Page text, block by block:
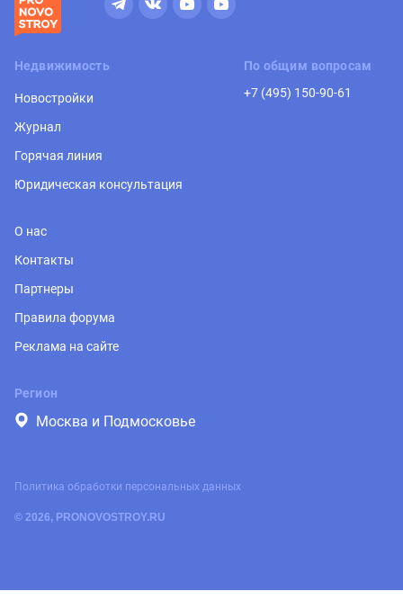
Недвижимость
Новостройки
Журнал
Горячая линия
Юридическая консультация
По общим вопросам
+7 (495) 150-90-61
О нас
Контакты
Партнеры
Правила форума
Реклама на сайте
Регион
Москва и Подмосковье
© 2026, PRONOVOSTROY.RU
Политика обработки персональных данных